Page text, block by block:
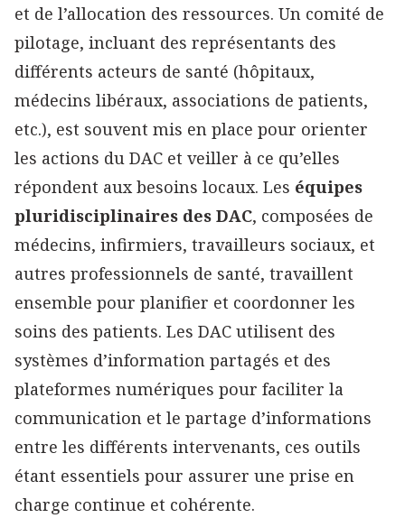
et de l’allocation des ressources. Un comité de
pilotage, incluant des représentants des
différents acteurs de santé (hôpitaux,
médecins libéraux, associations de patients,
etc.), est souvent mis en place pour orienter
les actions du DAC et veiller à ce qu’elles
répondent aux besoins locaux. Les équipes
pluridisciplinaires des DAC, composées de
médecins, infirmiers, travailleurs sociaux, et
autres professionnels de santé, travaillent
ensemble pour planifier et coordonner les
soins des patients. Les DAC utilisent des
systèmes d’information partagés et des
plateformes numériques pour faciliter la
communication et le partage d’informations
entre les différents intervenants, ces outils
étant essentiels pour assurer une prise en
charge continue et cohérente.